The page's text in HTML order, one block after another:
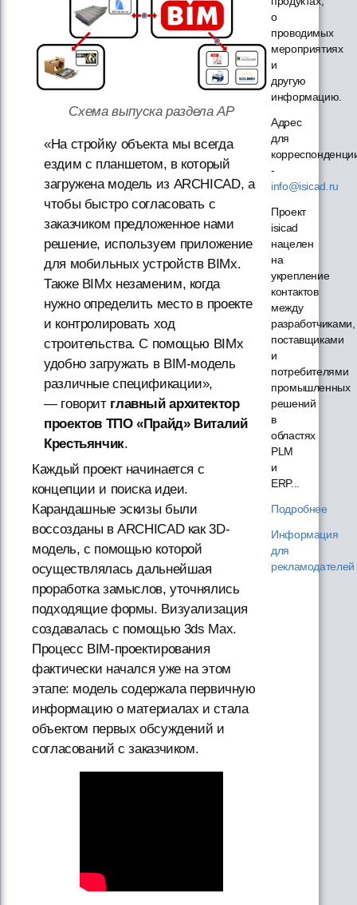
Схема выпуска раздела АР
«На стройку объекта мы всегда
ездим с планшетом, в который
загружена модель из ARCHICAD, а
чтобы быстро согласовать с
заказчиком предложенное нами
решение, используем приложение
для мобильных устройств BIMx.
Также BIMx незаменим, когда
нужно определить место в проекте
и контролировать ход
строительства. С помощью BIMx
удобно загружать в BIM-модель
различные спецификации»,
— говорит главный архитектор
проектов ТПО «Прайд» Виталий
Крестьянчик.
Каждый проект начинается с
концепции и поиска идеи.
Карандашные эскизы были
воссозданы в ARCHICAD как 3D-
модель, с помощью которой
осуществлялась дальнейшая
проработка замыслов, уточнялись
подходящие формы. Визуализация
создавалась с помощью 3ds Max.
Процесс BIM-проектирования
фактически начался уже на этом
этапе: модель содержала первичную
информацию о материалах и стала
объектом первых обсуждений и
согласований с заказчиком.
о
проводимых
мероприятиях
и
другую
информацию.
Адрес
для
-
info@isicad.ru
Проект
isicad
нацелен
на
укрепление
контактов
между
разработчиками,
поставщиками
и
потребителями
промышленных
решений
в
областях
PLM
и
ERP...
Подробнее
Информация
для
рекламодателей